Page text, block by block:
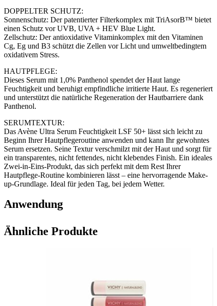
DOPPELTER SCHUTZ:
Sonnenschutz: Der patentierter Filterkomplex mit TriAsorB™ bietet
einen Schutz vor UVB, UVA + HEV Blue Light.
Zellschutz: Der antioxidative Vitaminkomplex mit den Vitaminen
Cg, Eg und B3 schützt die Zellen vor Licht und umweltbedingtem
oxidativem Stress.
HAUTPFLEGE:
Dieses Serum mit 1,0% Panthenol spendet der Haut lange
Feuchtigkeit und beruhigt empfindliche irritierte Haut. Es regeneriert
und unterstützt die natürliche Regeneration der Hautbarriere dank
Panthenol.
SERUMTEXTUR:
Das Avène Ultra Serum Feuchtigkeit LSF 50+ lässt sich leicht zu
Beginn Ihrer Hautpflegeroutine anwenden und kann Ihr gewohntes
Serum ersetzen. Seine Textur verschmilzt mit der Haut und sorgt für
ein transparentes, nicht fettendes, nicht klebendes Finish. Ein ideales
Zwei-in-Eins-Produkt, das sich perfekt mit dem Rest Ihrer
Hautpflege-Routine kombinieren lässt – eine hervorragende Make-
up-Grundlage. Ideal für jeden Tag, bei jedem Wetter.
Anwendung
Häufigkeit der Nutzung
Verwenden Sie zwei Pipetten, um Gesicht und Hals zu schützen.
Dieses Serum fügt sich perfekt in Ihre gewohnte Routine ein und
Ähnliche Produkte